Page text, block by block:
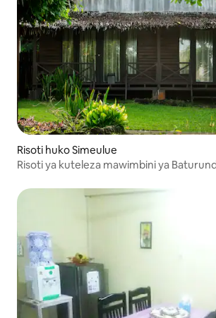
Risoti huko Simeulue
Risoti ya kuteleza mawimbini ya